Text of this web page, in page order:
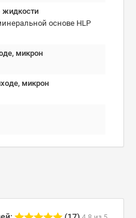
жидкости
основе HLP
микрон
микрон